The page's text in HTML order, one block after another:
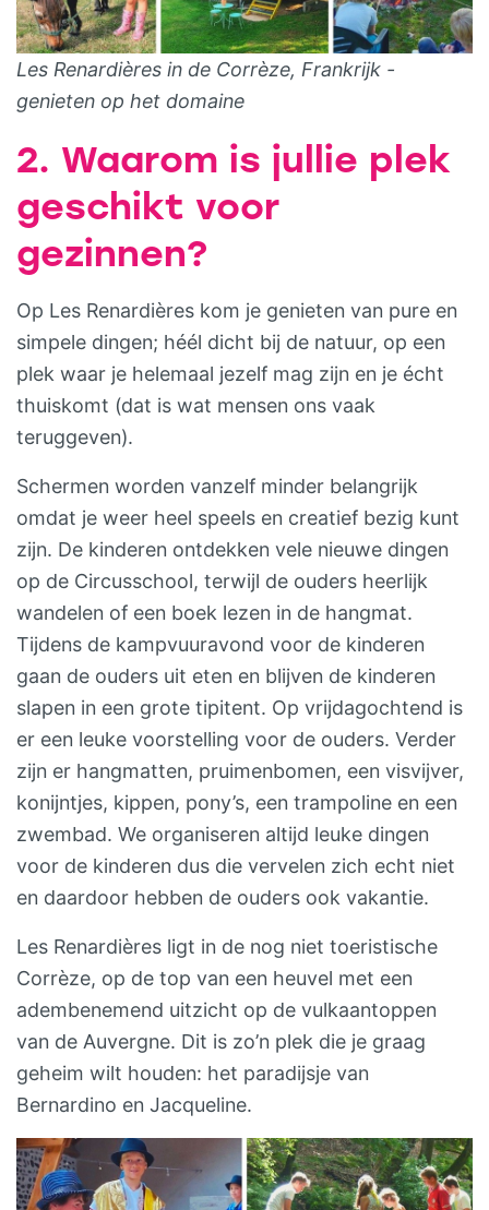
Les Renardières in de Corrèze, Frankrijk -
genieten op het domaine
2. Waarom is jullie plek
geschikt voor
gezinnen?
Op Les Renardières kom je genieten van pure en
simpele dingen; héél dicht bij de natuur, op een
plek waar je helemaal jezelf mag zijn en je écht
thuiskomt (dat is wat mensen ons vaak
teruggeven).
Schermen worden vanzelf minder belangrijk
omdat je weer heel speels en creatief bezig kunt
zijn. De kinderen ontdekken vele nieuwe dingen
op de Circusschool, terwijl de ouders heerlijk
wandelen of een boek lezen in de hangmat.
Tijdens de kampvuuravond voor de kinderen
gaan de ouders uit eten en blijven de kinderen
slapen in een grote tipitent. Op vrijdagochtend is
er een leuke voorstelling voor de ouders. Verder
zijn er hangmatten, pruimenbomen, een visvijver,
konijntjes, kippen, pony’s, een trampoline en een
zwembad. We organiseren altijd leuke dingen
voor de kinderen dus die vervelen zich echt niet
en daardoor hebben de ouders ook vakantie.
Les Renardières ligt in de nog niet toeristische
Corrèze, op de top van een heuvel met een
adembenemend uitzicht op de vulkaantoppen
van de Auvergne. Dit is zo’n plek die je graag
geheim wilt houden: het paradijsje van
Bernardino en Jacqueline.